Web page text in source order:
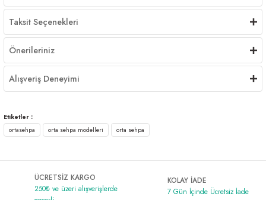
Taksit Seçenekleri
Önerileriniz
Alışveriş Deneyimi
Etiketler :
ortasehpa
orta sehpa modelleri orta sehpa
ÜCRETSİZ KARGO
250₺ ve üzeri alışverişlerde
KOLAY İADE
7 Gün İçinde Ücretsiz İade